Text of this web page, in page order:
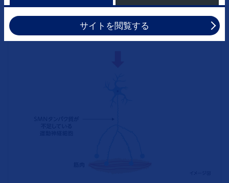
サイトを閲覧する